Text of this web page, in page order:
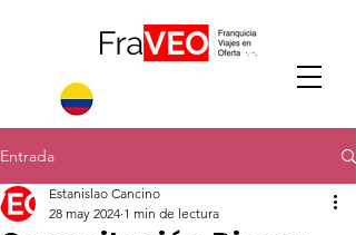
Entrada
Estanislao Cancino
28 may 2024 1 min de lectura